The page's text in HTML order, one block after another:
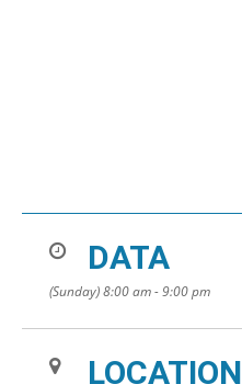
DATA
(Sunday) 8:00 am - 9:00 pm
LOCATION